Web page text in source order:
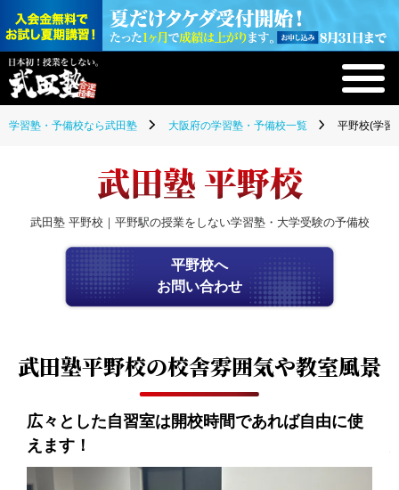
学習塾・予備校なら武田塾 大阪府の学習塾・予備校一覧 平野校(学習
武田塾 平野校
武田塾 平野校｜平野駅の授業をしない学習塾・大学受験の予備校
平野校へ
お問い合わせ
武田塾平野校の校舎雰囲気や教室風景
ここではシャドーイングや音読、飲食可能な休
憩スペースもあります！